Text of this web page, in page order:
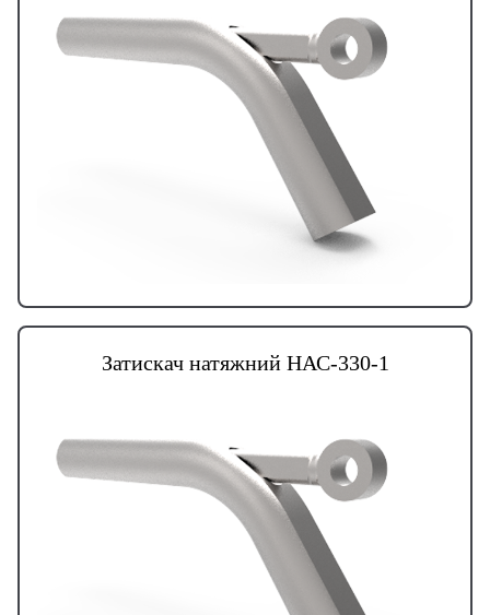
Затискач натяжний НАС-330-1